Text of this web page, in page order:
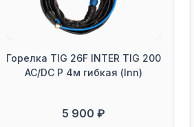
Горелка TIG 26F INTER TIG 200
AC/DC P 4м гибкая (Inn)
5 900 ₽